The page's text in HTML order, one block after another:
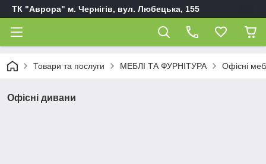
ТК "Аврора" м. Чернігів, вул. Любецька, 155
Товари та послуги МЕБЛІ ТА ФУРНІТУРА Офісні
Офісні дивани